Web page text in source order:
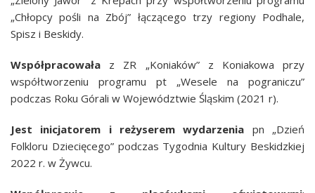
„Chłopcy pośli na Zbój” łączącego trzy regiony Podhale,
Spisz i Beskidy.
Współpracowała z ZR „Koniaków” z Koniakowa przy
współtworzeniu programu pt „Wesele na pograniczu”
podczas Roku Górali w Województwie Śląskim (2021 r).
Jest inicjatorem i reżyserem wydarzenia pn „Dzień
Folkloru Dziecięcego” podczas Tygodnia Kultury Beskidzkiej
2022 r. w Żywcu.